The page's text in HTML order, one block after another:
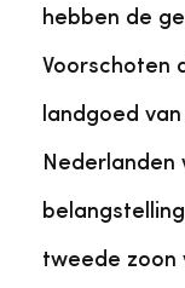
hebben de
Voorschoten
landgoed
Nederlanden
tweede zoon